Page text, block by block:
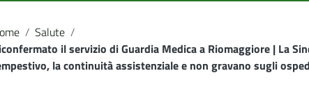
/ Salute /
il servizio di Guardia Medica a Riomaggiore | La
la continuità assistenziale e non gravano sugli